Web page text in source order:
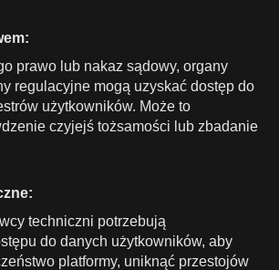
prawo lub nakaz sądowy, organy
regulacyjne mogą uzyskać dostęp do
użytkowników. Może to
czyjejś tożsamości lub zbadanie
techniczni potrzebują
do danych użytkowników, aby
platformy, uniknąć przestojów